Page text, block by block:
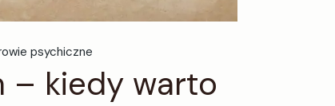
psychiczne
– kiedy warto